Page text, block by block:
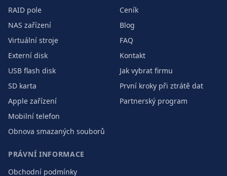
RAID pole
NAS zařízení
Virtuální stroje
Externí disk
USB flash disk
SD karta
Apple zařízení
Mobilní telefon
Obnova smazaných souborů
Ceník
Blog
FAQ
Kontakt
Jak vybrat firmu
První kroky při ztrátě dat
Partnerský program
PRÁVNÍ INFORMACE
Obchodní podmínky